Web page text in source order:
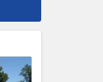
expand_less